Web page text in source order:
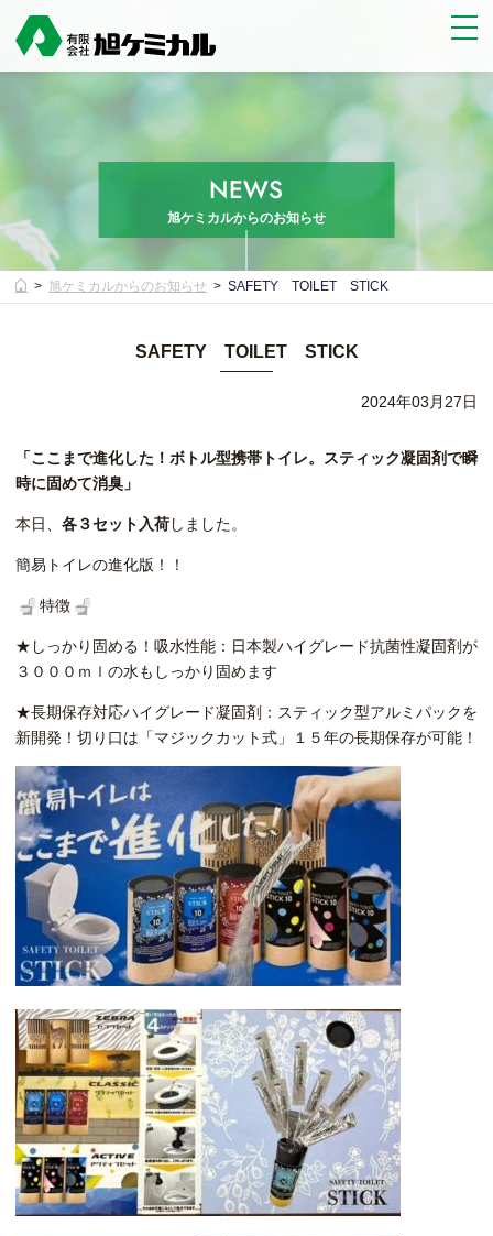
NEWS
旭ケミカルからのお知らせ
旭ケミカルからのお知らせ SAFETY TOILET STICK
SAFETY TOILET STICK
2024年03月27日
「ここまで進化した！ボトル型携帯トイレ。スティック凝固剤で瞬
時に固めて消臭」
本日、 各３セット入荷しました。
簡易トイレの進化版！！
特徴
★しっかり固める！吸水性能：日本製ハイグレード抗菌性凝固剤が
３０００ｍｌの水もしっかり固めます
★長期保存対応ハイグレード凝固剤：スティック型アルミパックを
新開発！切り口は「マジックカット式」１５年の長期保存が可能！